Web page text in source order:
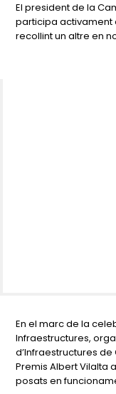
El president de la
participa activament
recollint un altre en
En el marc de la
Infraestructures,
d’Infraestructures
Premis Albert Vilalta
posats en